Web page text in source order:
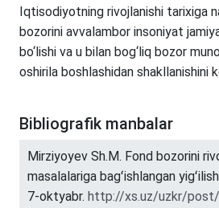
Iqtisodiyotning rivojlanishi tarixiga
bozorini avvalambor insoniyat
bo‘lishi va u bilan bog‘liq bozor
oshirila boshlashidan shakllanishini
Bibliografik manbalar
Mirziyoyev Sh.M. Fond bozorini
masalalariga bagʻishlangan
7-oktyabr. http://xs.uz/uzkr/